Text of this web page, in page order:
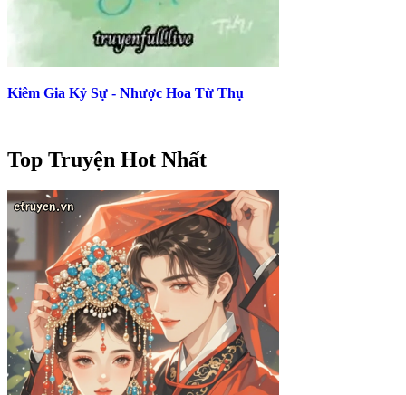
Kiêm Gia Kỷ Sự - Nhược Hoa Từ Thụ
Top Truyện Hot Nhất